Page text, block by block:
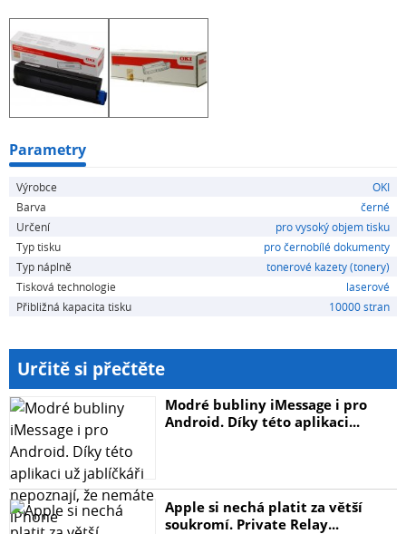
Parametry
Výrobce
OKI
Barva
černé
Určení
pro vysoký objem tisku
Typ tisku
pro černobílé dokumenty
Typ náplně
tonerové kazety (tonery)
Tisková technologie
laserové
Přibližná kapacita tisku
10000 stran
Určitě si přečtěte
Modré bubliny iMessage i pro
Android. Díky této aplikaci...
Apple si nechá platit za větší
soukromí. Private Relay...